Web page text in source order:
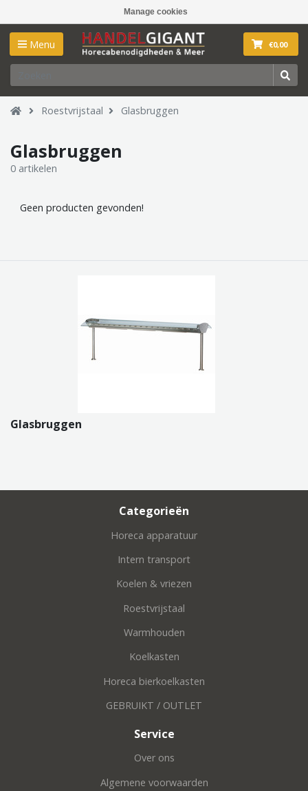
Manage cookies
Menu €0,00
Roestvrijstaal Glasbruggen
Glasbruggen
0 artikelen
Geen producten gevonden!
Glasbruggen
Categorieën
Horeca apparatuur
Intern transport
Koelen & vriezen
Roestvrijstaal
Warmhouden
Koelkasten
Horeca bierkoelkasten
GEBRUIKT / OUTLET
Service
Over ons
Algemene voorwaarden